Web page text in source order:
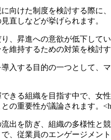
向けた制度を検討する際に
直しなどが挙げられます。
、昇進への意欲が低下して
維持するための対策を検討
入する目的の一つとして、
きる組織を目指す中で、女
の重要性が議論されます。
出を防ぎ、組織の多様性と
、従業員のエンゲージメン